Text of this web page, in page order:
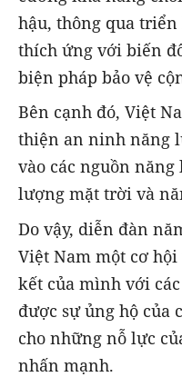
hậu, thông qua
thích ứng với biến
biện pháp bảo vệ
Bên cạnh đó, Việt
thiện an ninh năng
vào các nguồn
lượng mặt trời và
Do vậy, diễn đàn
Việt Nam một cơ
kết của mình với
được sự ủng hộ của
cho những nỗ lực
nhấn mạnh.